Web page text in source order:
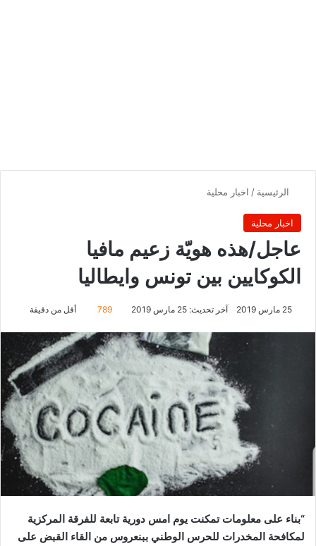
الرئيسية / اخبار محلية
اخبار محلية
عاجل/هذه هويّة زعيم مافيا
الكوكايين بين تونس وايطاليا
25 مارس 2019 آخر تحديث: 25 مارس 2019 789 أقل من دقيقة
“بناء على معلومات تمكنت يوم امس دورية تابعة للفرقة المركزية
لمكافحة المخدرات للحرس الوطني ببنعروس من القاء القبض على